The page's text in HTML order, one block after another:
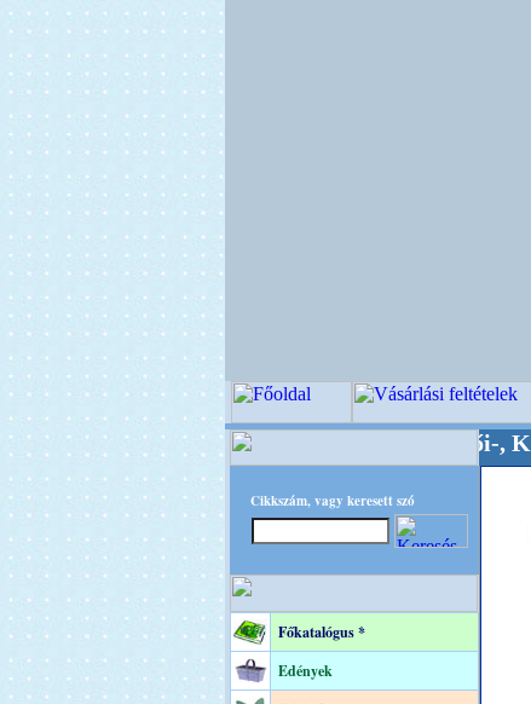
Cikkszám, vagy keresett szó
Főkatalógus *
Edények
Virágkötészeti-, Esküvői-, Kegyeleti-